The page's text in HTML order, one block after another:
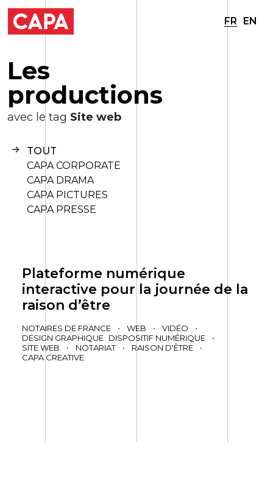
FR EN
Les
productions
avec le tag Site web
TOUT
CAPA CORPORATE
CAPA DRAMA
CAPA PICTURES
CAPA PRESSE
Plateforme numérique
interactive pour la journée de la
raison d’être
NOTAIRES DE FRANCE • WEB • VIDÉO
•
DESIGN GRAPHIQUE DISPOSITIF NUMÉRIQUE
•
SITE WEB
• NOTARIAT • RAISON D'ÊTRE
•
CAPA CREATIVE